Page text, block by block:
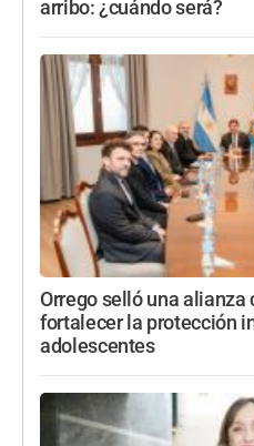
arribo: ¿cuándo será?
Orrego selló una alianza
fortalecer la protección
adolescentes